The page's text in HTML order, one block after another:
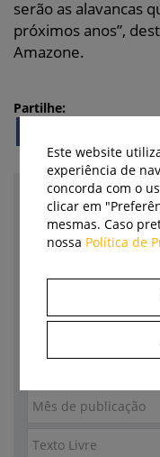
serão as alavancas
próximos anos”,
Amazone.
Partilhe:
Pesquisa
Categoria
Este website
experiência de
concorda com o
clicar em
mesmas. Caso
nossa Política de